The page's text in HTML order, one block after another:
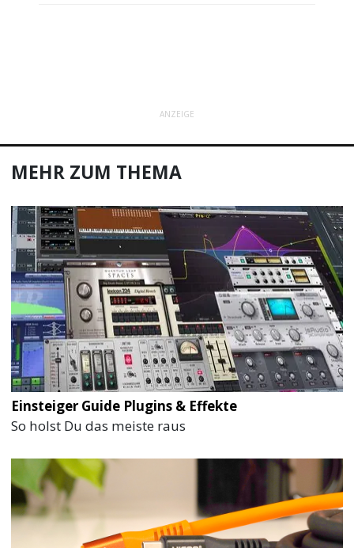
ANZEIGE
MEHR ZUM THEMA
Einsteiger Guide Plugins & Effekte
So holst Du das meiste raus